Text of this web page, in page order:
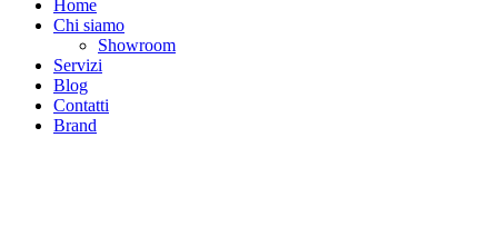
Home
Chi siamo
Showroom
Servizi
Blog
Contatti
Brand